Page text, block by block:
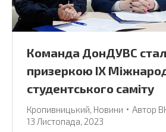
Команда ДонДУВС
призеркою IX
студентського саміту
Кропивницький Новини Автор
13 Листопада, 2023